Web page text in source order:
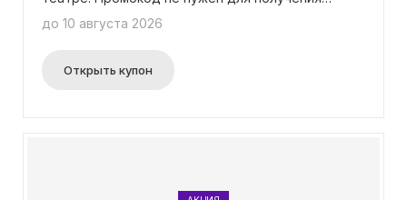
до 10 августа 2026
Открыть купон